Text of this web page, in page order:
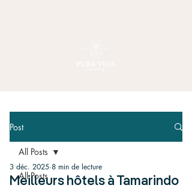
Post
All Posts
All Posts
Meilleurs hôtels à Tamarindo
3 déc. 2025 8 min de lecture